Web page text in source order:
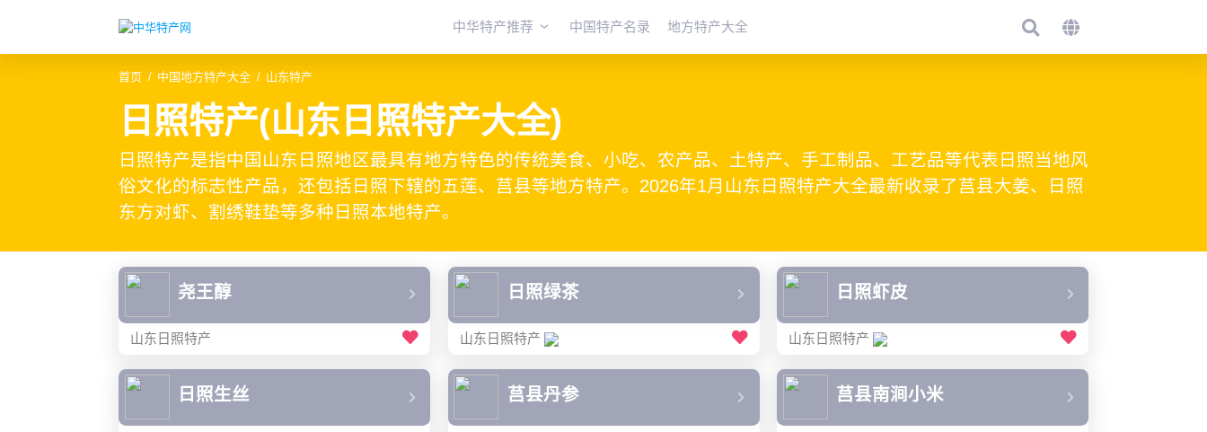
中华特产推荐 中国特产名录 地方特产大全
首页 中国地方特产大全 山东特产
日照特产(山东日照特产大全)
日照特产是指中国山东日照地区最具有地方特色的传统美食、小吃、农产品、土特产、手工制品、工艺品等代表日照当地风
俗文化的标志性产品，还包括日照下辖的五莲、莒县等地方特产。2026年1月山东日照特产大全最新收录了莒县大姜、日照
东方对虾、割绣鞋垫等多种日照本地特产。
尧王醇
山东日照特产
日照绿茶
山东日照特产
日照虾皮
山东日照特产
日照生丝 莒县丹参 莒县南涧小米